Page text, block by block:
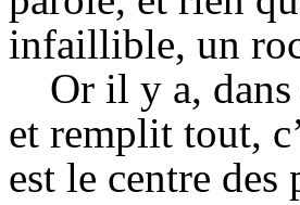
infaillible, un
Or il y a,
et remplit tout,
est le centre des